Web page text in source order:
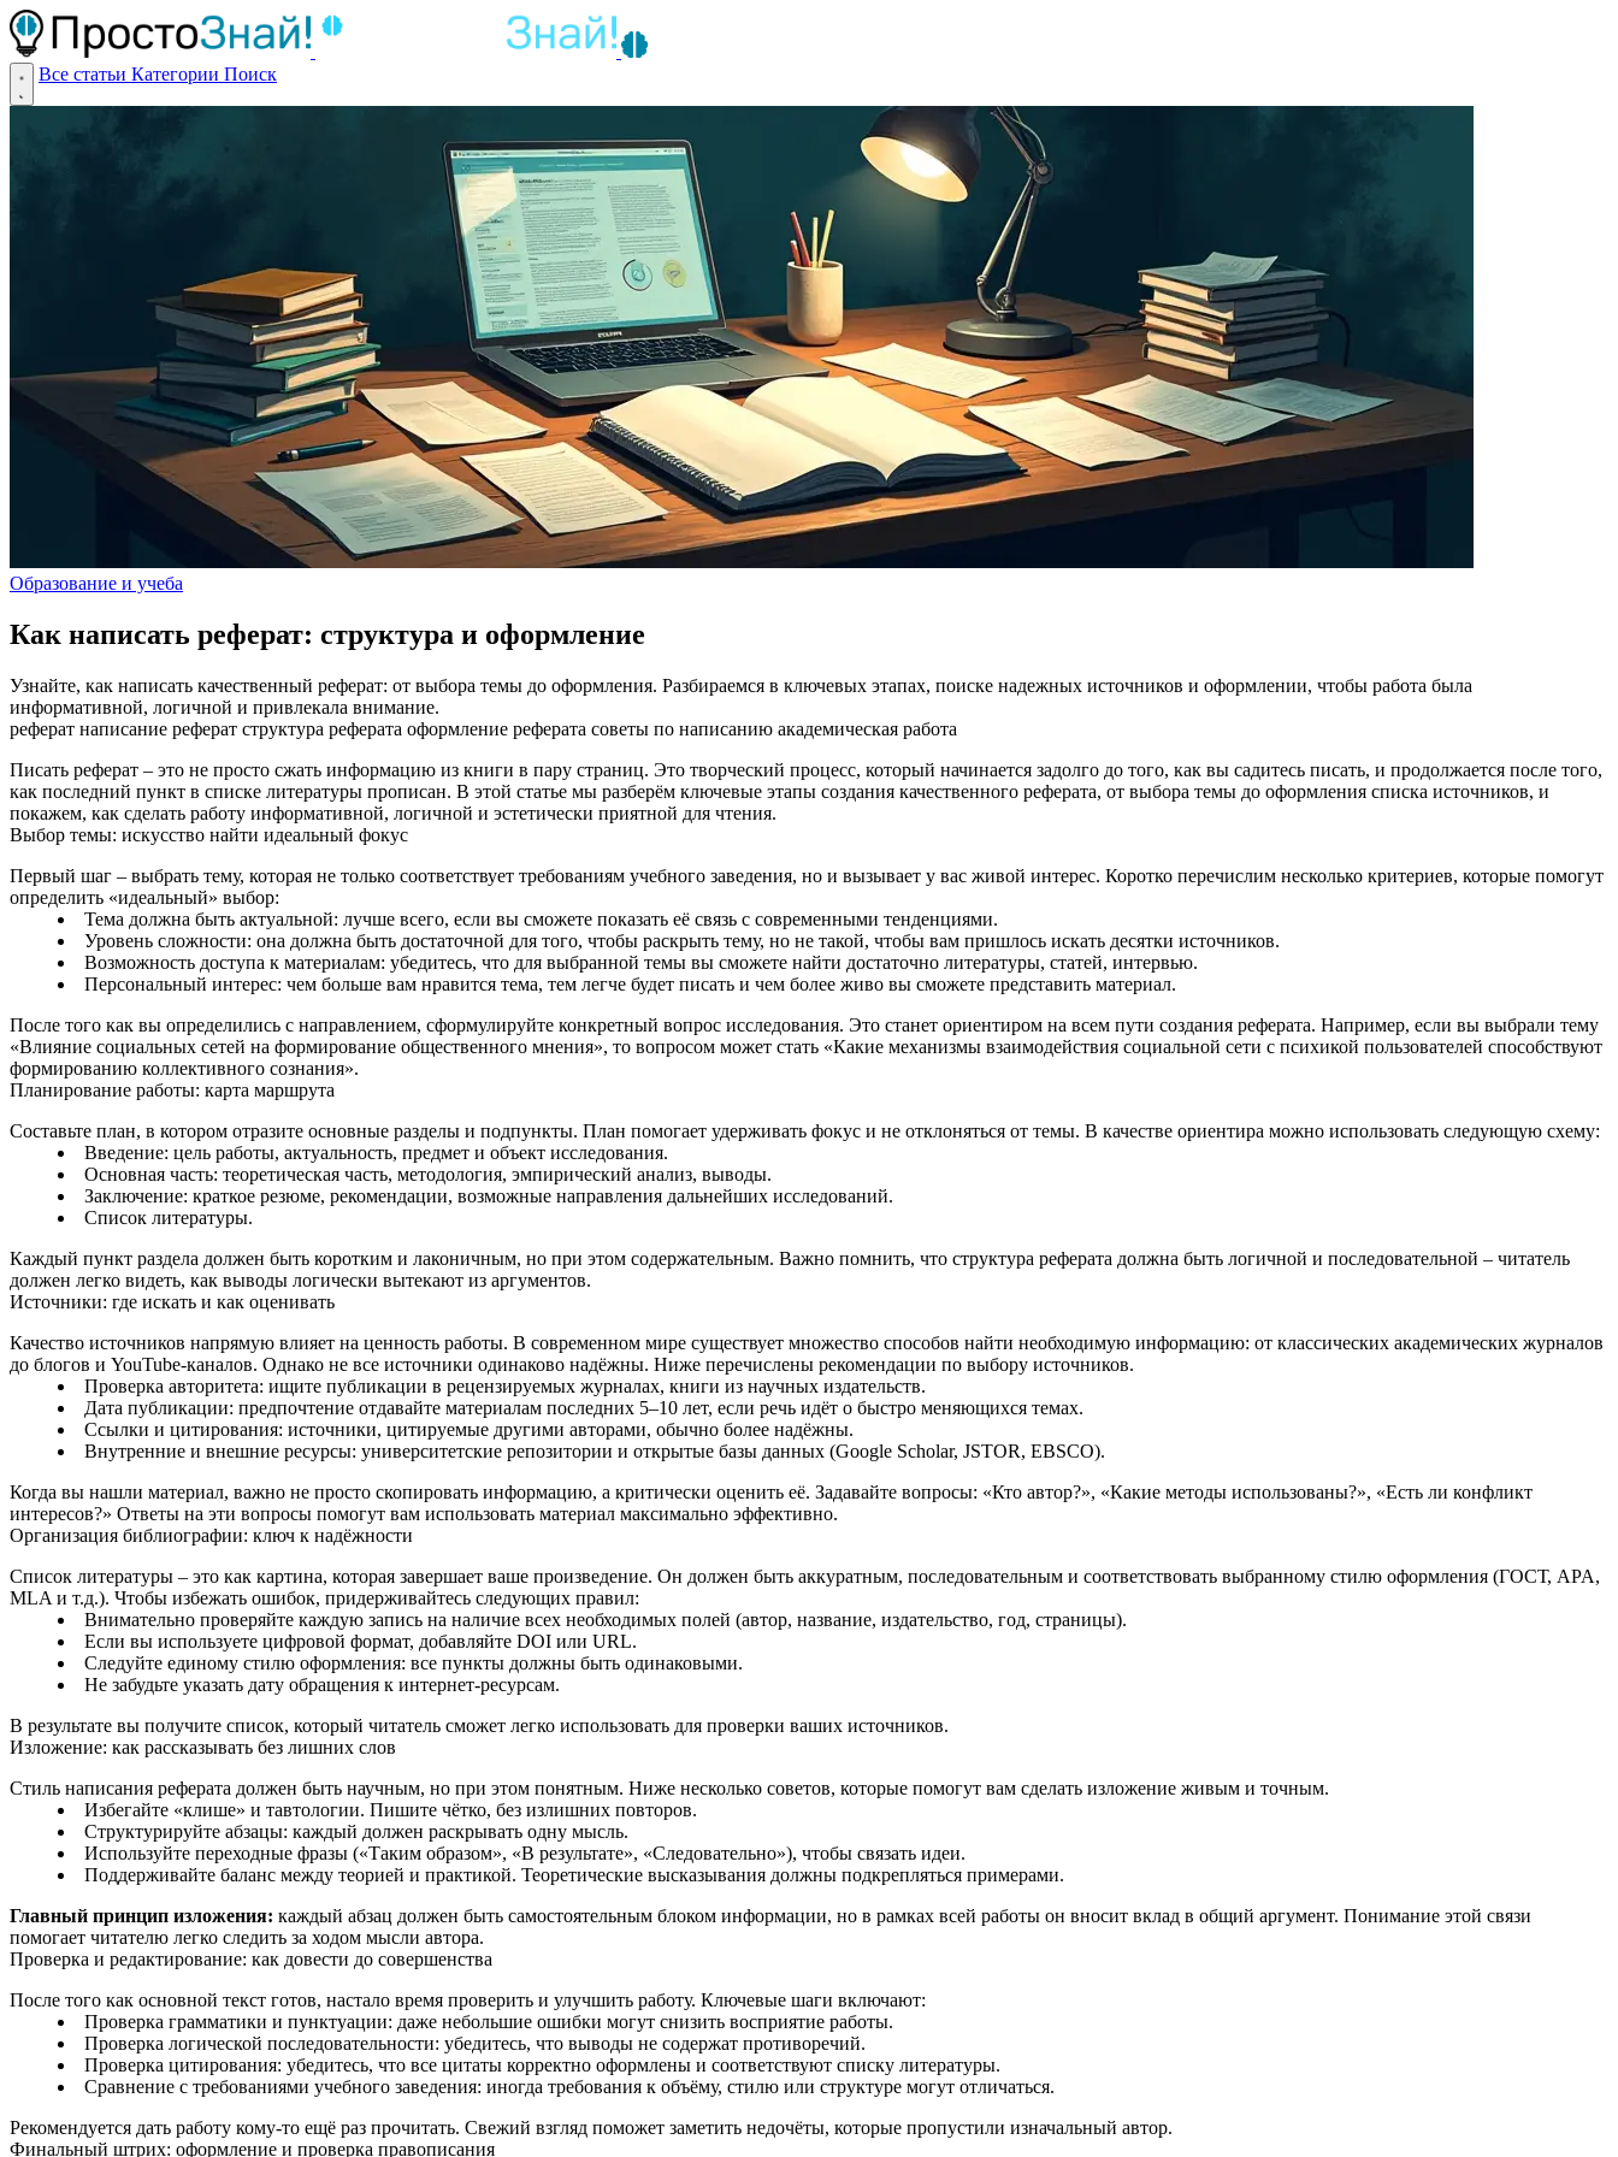
Все статьи Категории Поиск
Образование и учеба
Как написать реферат: структура и оформление
Узнайте, как написать качественный реферат: от выбора темы до оформления. Разбираемся в ключевых этапах, поиске надежных источников и оформлении, чтобы работа была
информативной, логичной и привлекала внимание.
реферат написание реферат структура реферата оформление реферата советы по написанию академическая работа
Писать реферат – это не просто сжать информацию из книги в пару страниц. Это творческий процесс, который начинается задолго до того, как вы садитесь писать, и продолжается после того,
как последний пункт в списке литературы прописан. В этой статье мы разберём ключевые этапы создания качественного реферата, от выбора темы до оформления списка источников, и
покажем, как сделать работу информативной, логичной и эстетически приятной для чтения.
Выбор темы: искусство найти идеальный фокус
Первый шаг – выбрать тему, которая не только соответствует требованиям учебного заведения, но и вызывает у вас живой интерес. Коротко перечислим несколько критериев, которые помогут
определить «идеальный» выбор:
Тема должна быть актуальной: лучше всего, если вы сможете показать её связь с современными тенденциями.
Уровень сложности: она должна быть достаточной для того, чтобы раскрыть тему, но не такой, чтобы вам пришлось искать десятки источников.
Возможность доступа к материалам: убедитесь, что для выбранной темы вы сможете найти достаточно литературы, статей, интервью.
Персональный интерес: чем больше вам нравится тема, тем легче будет писать и чем более живо вы сможете представить материал.
После того как вы определились с направлением, сформулируйте конкретный вопрос исследования. Это станет ориентиром на всем пути создания реферата. Например, если вы выбрали тему
«Влияние социальных сетей на формирование общественного мнения», то вопросом может стать «Какие механизмы взаимодействия социальной сети с психикой пользователей способствуют
формированию коллективного сознания».
Планирование работы: карта маршрута
Составьте план, в котором отразите основные разделы и подпункты. План помогает удерживать фокус и не отклоняться от темы. В качестве ориентира можно использовать следующую схему:
Введение: цель работы, актуальность, предмет и объект исследования.
Основная часть: теоретическая часть, методология, эмпирический анализ, выводы.
Заключение: краткое резюме, рекомендации, возможные направления дальнейших исследований.
Список литературы.
Каждый пункт раздела должен быть коротким и лаконичным, но при этом содержательным. Важно помнить, что структура реферата должна быть логичной и последовательной – читатель
должен легко видеть, как выводы логически вытекают из аргументов.
Источники: где искать и как оценивать
Качество источников напрямую влияет на ценность работы. В современном мире существует множество способов найти необходимую информацию: от классических академических журналов
до блогов и YouTube‑каналов. Однако не все источники одинаково надёжны. Ниже перечислены рекомендации по выбору источников.
Проверка авторитета: ищите публикации в рецензируемых журналах, книги из научных издательств.
Дата публикации: предпочтение отдавайте материалам последних 5–10 лет, если речь идёт о быстро меняющихся темах.
Ссылки и цитирования: источники, цитируемые другими авторами, обычно более надёжны.
Внутренние и внешние ресурсы: университетские репозитории и открытые базы данных (Google Scholar, JSTOR, EBSCO).
Когда вы нашли материал, важно не просто скопировать информацию, а критически оценить её. Задавайте вопросы: «Кто автор?», «Какие методы использованы?», «Есть ли конфликт
интересов?» Ответы на эти вопросы помогут вам использовать материал максимально эффективно.
Организация библиографии: ключ к надёжности
Список литературы – это как картина, которая завершает ваше произведение. Он должен быть аккуратным, последовательным и соответствовать выбранному стилю оформления (ГОСТ, APA,
MLA и т.д.). Чтобы избежать ошибок, придерживайтесь следующих правил:
Внимательно проверяйте каждую запись на наличие всех необходимых полей (автор, название, издательство, год, страницы).
Если вы используете цифровой формат, добавляйте DOI или URL.
Следуйте единому стилю оформления: все пункты должны быть одинаковыми.
Не забудьте указать дату обращения к интернет‑ресурсам.
В результате вы получите список, который читатель сможет легко использовать для проверки ваших источников.
Изложение: как рассказывать без лишних слов
Стиль написания реферата должен быть научным, но при этом понятным. Ниже несколько советов, которые помогут вам сделать изложение живым и точным.
Избегайте «клише» и тавтологии. Пишите чётко, без излишних повторов.
Структурируйте абзацы: каждый должен раскрывать одну мысль.
Используйте переходные фразы («Таким образом», «В результате», «Следовательно»), чтобы связать идеи.
Поддерживайте баланс между теорией и практикой. Теоретические высказывания должны подкрепляться примерами.
Главный принцип изложения: каждый абзац должен быть самостоятельным блоком информации, но в рамках всей работы он вносит вклад в общий аргумент. Понимание этой связи
помогает читателю легко следить за ходом мысли автора.
Проверка и редактирование: как довести до совершенства
После того как основной текст готов, настало время проверить и улучшить работу. Ключевые шаги включают:
Проверка грамматики и пунктуации: даже небольшие ошибки могут снизить восприятие работы.
Проверка логической последовательности: убедитесь, что выводы не содержат противоречий.
Проверка цитирования: убедитесь, что все цитаты корректно оформлены и соответствуют списку литературы.
Сравнение с требованиями учебного заведения: иногда требования к объёму, стилю или структуре могут отличаться.
Рекомендуется дать работу кому‑то ещё раз прочитать. Свежий взгляд поможет заметить недочёты, которые пропустили изначальный автор.
Финальный штрих: оформление и проверка правописания